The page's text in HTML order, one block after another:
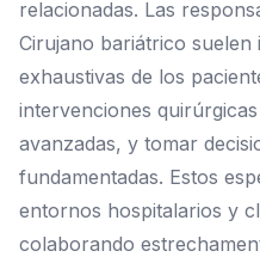
relacionadas. Las
Cirujano bariátrico
exhaustivas de los
intervenciones
avanzadas, y tomar
fundamentadas. Estos
entornos hospitalarios y
colaborando